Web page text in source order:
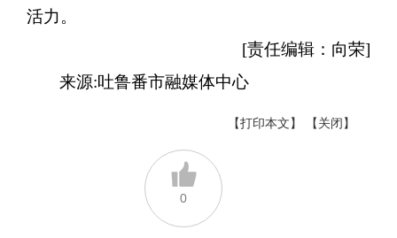
活力。
[责任编辑：向荣]
来源:吐鲁番市融媒体中心
【打印本文】 【关闭】
0